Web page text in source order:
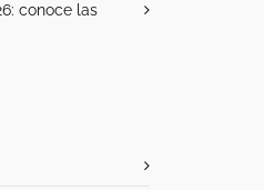
conoce las